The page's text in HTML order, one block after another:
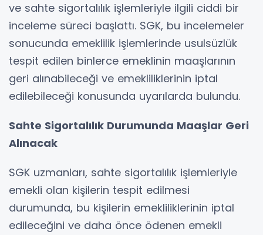
ve sahte sigortalılık işlemleriyle ilgili ciddi bir
inceleme süreci başlattı. SGK, bu incelemeler
sonucunda emeklilik işlemlerinde usulsüzlük
tespit edilen binlerce emeklinin maaşlarının
geri alınabileceği ve emekliliklerinin iptal
edilebileceği konusunda uyarılarda bulundu.
Sahte Sigortalılık Durumunda Maaşlar Geri
Alınacak
SGK uzmanları, sahte sigortalılık işlemleriyle
emekli olan kişilerin tespit edilmesi
durumunda, bu kişilerin emekliliklerinin iptal
edileceğini ve daha önce ödenen emekli